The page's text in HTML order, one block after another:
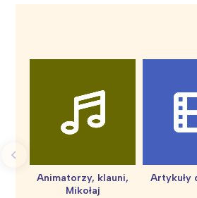
Animatorzy, klauni,
Mikołaj
Artykuły